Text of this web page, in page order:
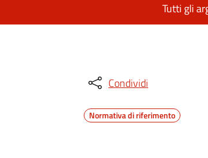
Tutti gli
Condividi
Normativa di riferimento